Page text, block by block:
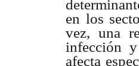
en los
vez, una
infección
afecta